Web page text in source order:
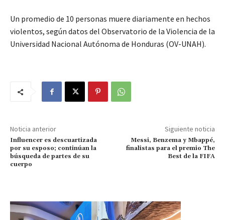
Un promedio de 10 personas muere diariamente en hechos
violentos, según datos del Observatorio de la Violencia de la
Universidad Nacional Autónoma de Honduras (OV-UNAH).
Noticia anterior
Influencer es descuartizada
por su esposo; continúan la
búsqueda de partes de su
cuerpo
Siguiente noticia
Messi, Benzema y Mbappé,
finalistas para el premio The
Best de la FIFA